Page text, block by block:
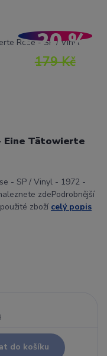
179 Kč
- 20 %
Eine Tätowierte
- SP / Vinyl - 1972 -
zdePodrobnější
zboží celý popis
do košíku